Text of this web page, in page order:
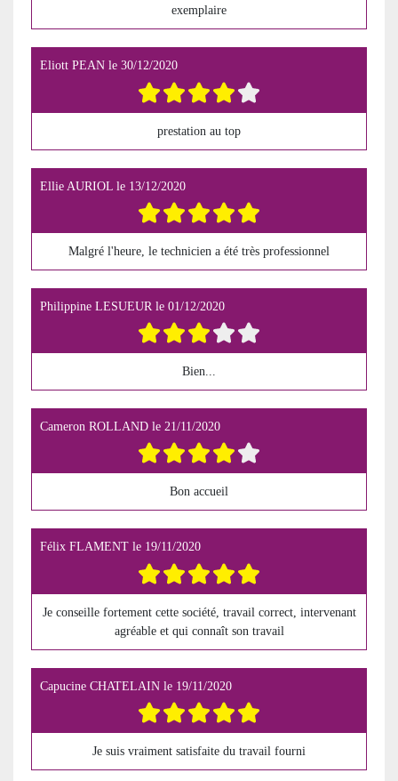
exemplaire
Eliott PEAN le 30/12/2020
prestation au top
Ellie AURIOL le 13/12/2020
Malgré l'heure, le technicien a été très professionnel
Philippine LESUEUR le 01/12/2020
Bien...
Cameron ROLLAND le 21/11/2020
Bon accueil
Félix FLAMENT le 19/11/2020
Je conseille fortement cette société, travail correct, intervenant
agréable et qui connaît son travail
Capucine CHATELAIN le 19/11/2020
Je suis vraiment satisfaite du travail fourni